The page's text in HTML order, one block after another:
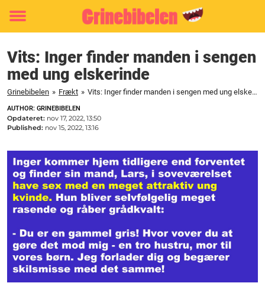
Toggle
Vits: Inger finder manden i sengen
med ung elskerinde
Grinebibelen » Frækt » Vits: Inger finder manden i sengen med ung elskerinde
AUTHOR: GRINEBIBELEN
Opdateret: nov 17, 2022, 13:50
Published: nov 15, 2022, 13:16